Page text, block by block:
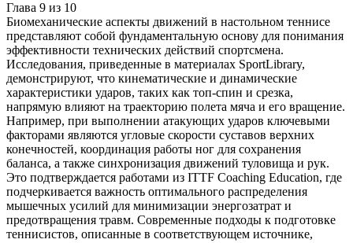
Глава 9 из 10
Биомеханические аспекты движений в настольном теннисе
представляют собой фундаментальную основу для понимания
эффективности технических действий спортсмена.
Исследования, приведенные в материалах SportLibrary,
демонстрируют, что кинематические и динамические
характеристики ударов, таких как топ-спин и срезка,
напрямую влияют на траекторию полета мяча и его вращение.
Например, при выполнении атакующих ударов ключевыми
факторами являются угловые скорости суставов верхних
конечностей, координация работы ног для сохранения
баланса, а также синхронизация движений туловища и рук.
Это подтверждается работами из ITTF Coaching Education, где
подчеркивается важность оптимального распределения
мышечных усилий для минимизации энергозатрат и
предотвращения травм. Современные подходы к подготовке
теннисистов, описанные в соответствующем источнике,